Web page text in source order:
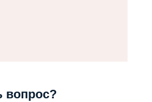
вопрос?